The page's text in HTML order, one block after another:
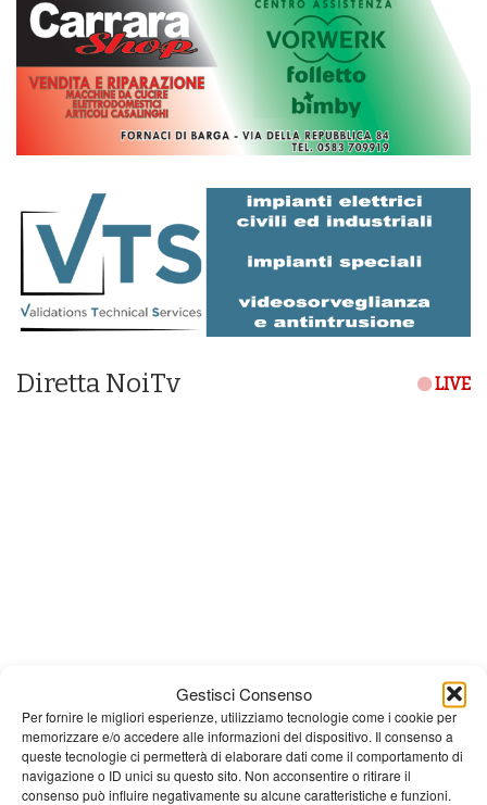
Gestisci Consenso
Per fornire le migliori esperienze, utilizziamo tecnologie come i cookie per
memorizzare e/o accedere alle informazioni del dispositivo. Il consenso a
queste tecnologie ci permetterà di elaborare dati come il comportamento di
navigazione o ID unici su questo sito. Non acconsentire o ritirare il
consenso può influire negativamente su alcune caratteristiche e funzioni.
Diretta NoiTv LIVE
Giornale di Barga Tv
Tutto bene per la rievocazione della corsa
Fornaci – Barga